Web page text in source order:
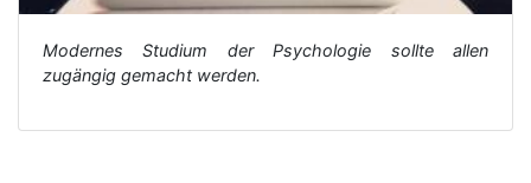
Modernes Studium der Psychologie sollte allen
zugängig gemacht werden.